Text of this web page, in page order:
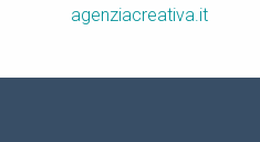
agenziacreativa.it